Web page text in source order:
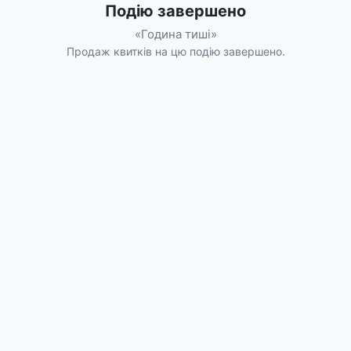
Подію завершено
«Година тиші»
Продаж квитків на цю подію завершено.